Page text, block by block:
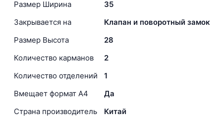
Размер Ширина
35
Закрывается на
Клапан и поворотный замок
Размер Высота
28
Количество карманов
2
Количество отделений
1
Вмещает формат А4
Да
Страна производитель
Китай